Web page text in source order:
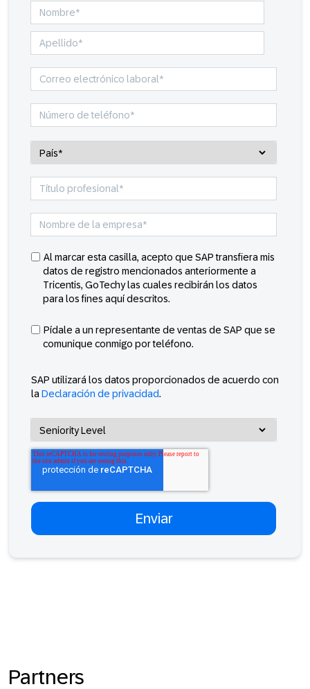
Al marcar esta casilla, acepto que SAP transfiera mis
datos de registro mencionados anteriormente a
Tricentis, GoTechy las cuales recibirán los datos
para los fines aquí descritos.
Pídale a un representante de ventas de SAP que se
comunique conmigo por teléfono.
SAP utilizará los datos proporcionados de acuerdo con
la Declaración de privacidad.
Partners